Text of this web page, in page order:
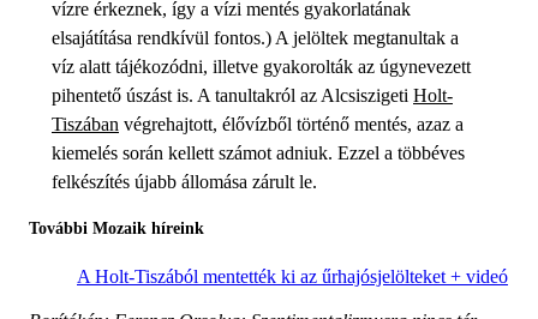
vízre érkeznek, így a vízi mentés gyakorlatának
elsajátítása rendkívül fontos.) A jelöltek megtanultak a
víz alatt tájékozódni, illetve gyakorolták az úgynevezett
pihentető úszást is. A tanultakról az Alcsiszigeti Holt-
Tiszában végrehajtott, élővízből történő mentés, azaz a
kiemelés során kellett számot adniuk. Ezzel a többéves
felkészítés újabb állomása zárult le.
További Mozaik híreink
A Holt-Tiszából mentették ki az űrhajósjelölteket + videó